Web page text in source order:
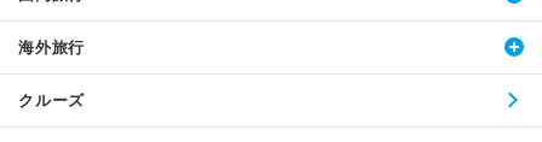
海外旅行
クルーズ